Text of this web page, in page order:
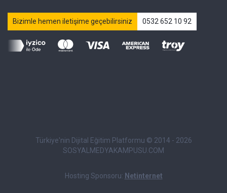
Bizimle hemen iletişime geçebilirsiniz 0532 652 10 92
Türkiye'nin Dijital Eğitim Platformu © 2014 - 2026
SOSYALMEDYAKAMPUSU.COM
Hosting Sponsoru: Netinternet